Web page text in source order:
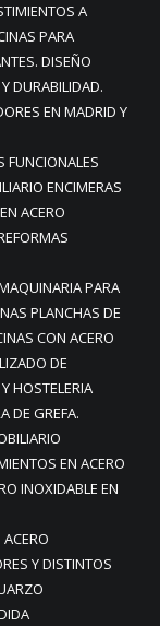
A
PARA
DISEÑO
DURABILIDAD.
EN MADRID Y
FUNCIONALES
ENCIMERAS
ACERO
PARA
PLANCHAS DE
CON ACERO
DE
HOSTELERIA
DE GREFA.
EN ACERO
INOXIDABLE EN
Y DISTINTOS